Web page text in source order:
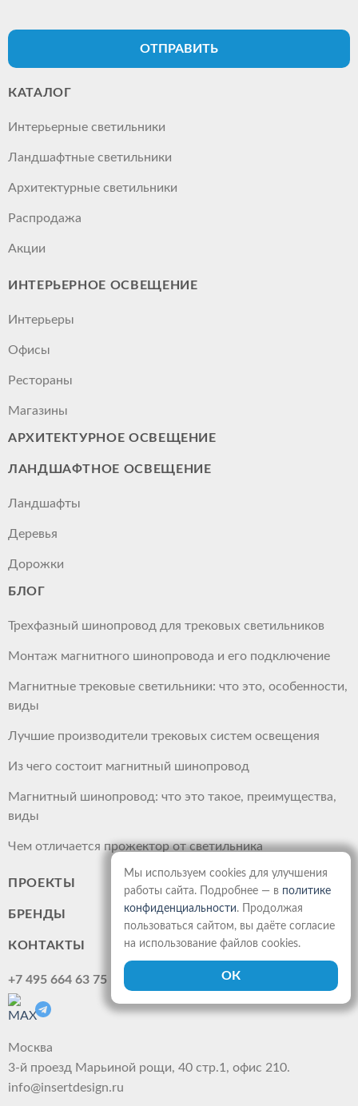
ОТПРАВИТЬ
КАТАЛОГ
Интерьерные светильники
Ландшафтные светильники
Архитектурные светильники
Распродажа
Акции
ИНТЕРЬЕРНОЕ ОСВЕЩЕНИЕ
Интерьеры
Офисы
Рестораны
Магазины
АРХИТЕКТУРНОЕ ОСВЕЩЕНИЕ
ЛАНДШАФТНОЕ ОСВЕЩЕНИЕ
Ландшафты
Деревья
Дорожки
БЛОГ
Трехфазный шинопровод для трековых светильников
Монтаж магнитного шинопровода и его подключение
Магнитные трековые светильники: что это, особенности,
виды
Лучшие производители трековых систем освещения
Из чего состоит магнитный шинопровод
Магнитный шинопровод: что это такое, преимущества,
виды
Чем отличается прожектор от светильника
ПРОЕКТЫ
БРЕНДЫ
КОНТАКТЫ
+7 495 664 63 75
Москва
3-й проезд Марьиной рощи, 40 стр.1, офис 210.
info@insertdesign.ru
Мы используем cookies для улучшения
работы сайта. Подробнее — в политике
конфиденциальности. Продолжая
пользоваться сайтом, вы даёте согласие
на использование файлов cookies.